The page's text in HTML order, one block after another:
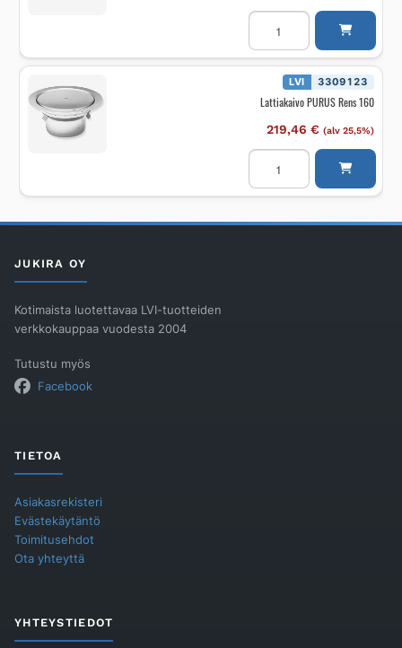
Lattiakaivo
PURUS
SIGYN
75
R
määrä LVI 3309123
Lattiakaivo PURUS Rens 160
219,46 € (alv 25,5%)
Lattiakaivo
PURUS
160
JUKIRA OY
Kotimaista luotettavaa LVI-tuotteiden
verkkokauppaa vuodesta 2004
Tutustu myös
Facebook
TIETOA
Asiakasrekisteri
Evästekäytäntö
Toimitusehdot
Ota yhteyttä
YHTEYSTIEDOT